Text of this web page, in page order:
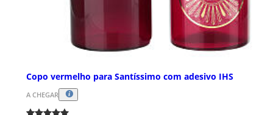
Copo vermelho para Santíssimo com adesivo IHS
A CHEGAR